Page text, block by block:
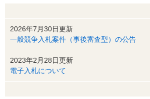
2026年7月30日更新
一般競争入札案件（事後審査型）の公告
2023年2月28日更新
電子入札について